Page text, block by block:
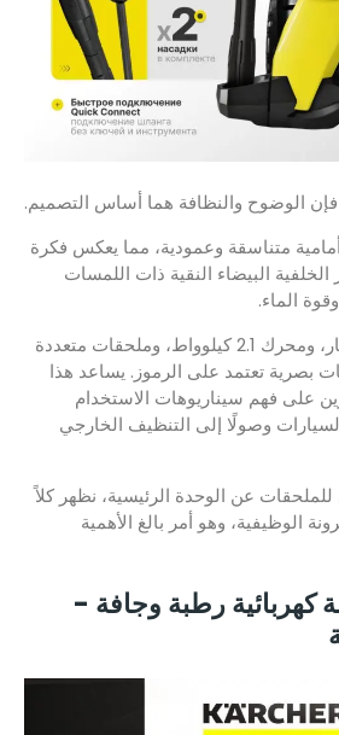
الوضوح والنظافة هما أساس التصميم.
متناسقة وعمودية، مما يعكس فكرة
الخلفية البيضاء النقية ذات اللمسات
الماء.
نُبرز بوضوح ضغط 145 بار، ومحرك 2.1 كيلوواط، وملحقات متعددة
بصرية تعتمد على الرموز. يساعد هذا
على فهم سيناريوهات الاستخدام
وصولًا إلى التنظيف الخارجي
عن الوحدة الرئيسية، نظهر كلاً
الوظيفية، وهو أمر بالغ الأهمية
مكنسة كهربائية رطبة وجافة -